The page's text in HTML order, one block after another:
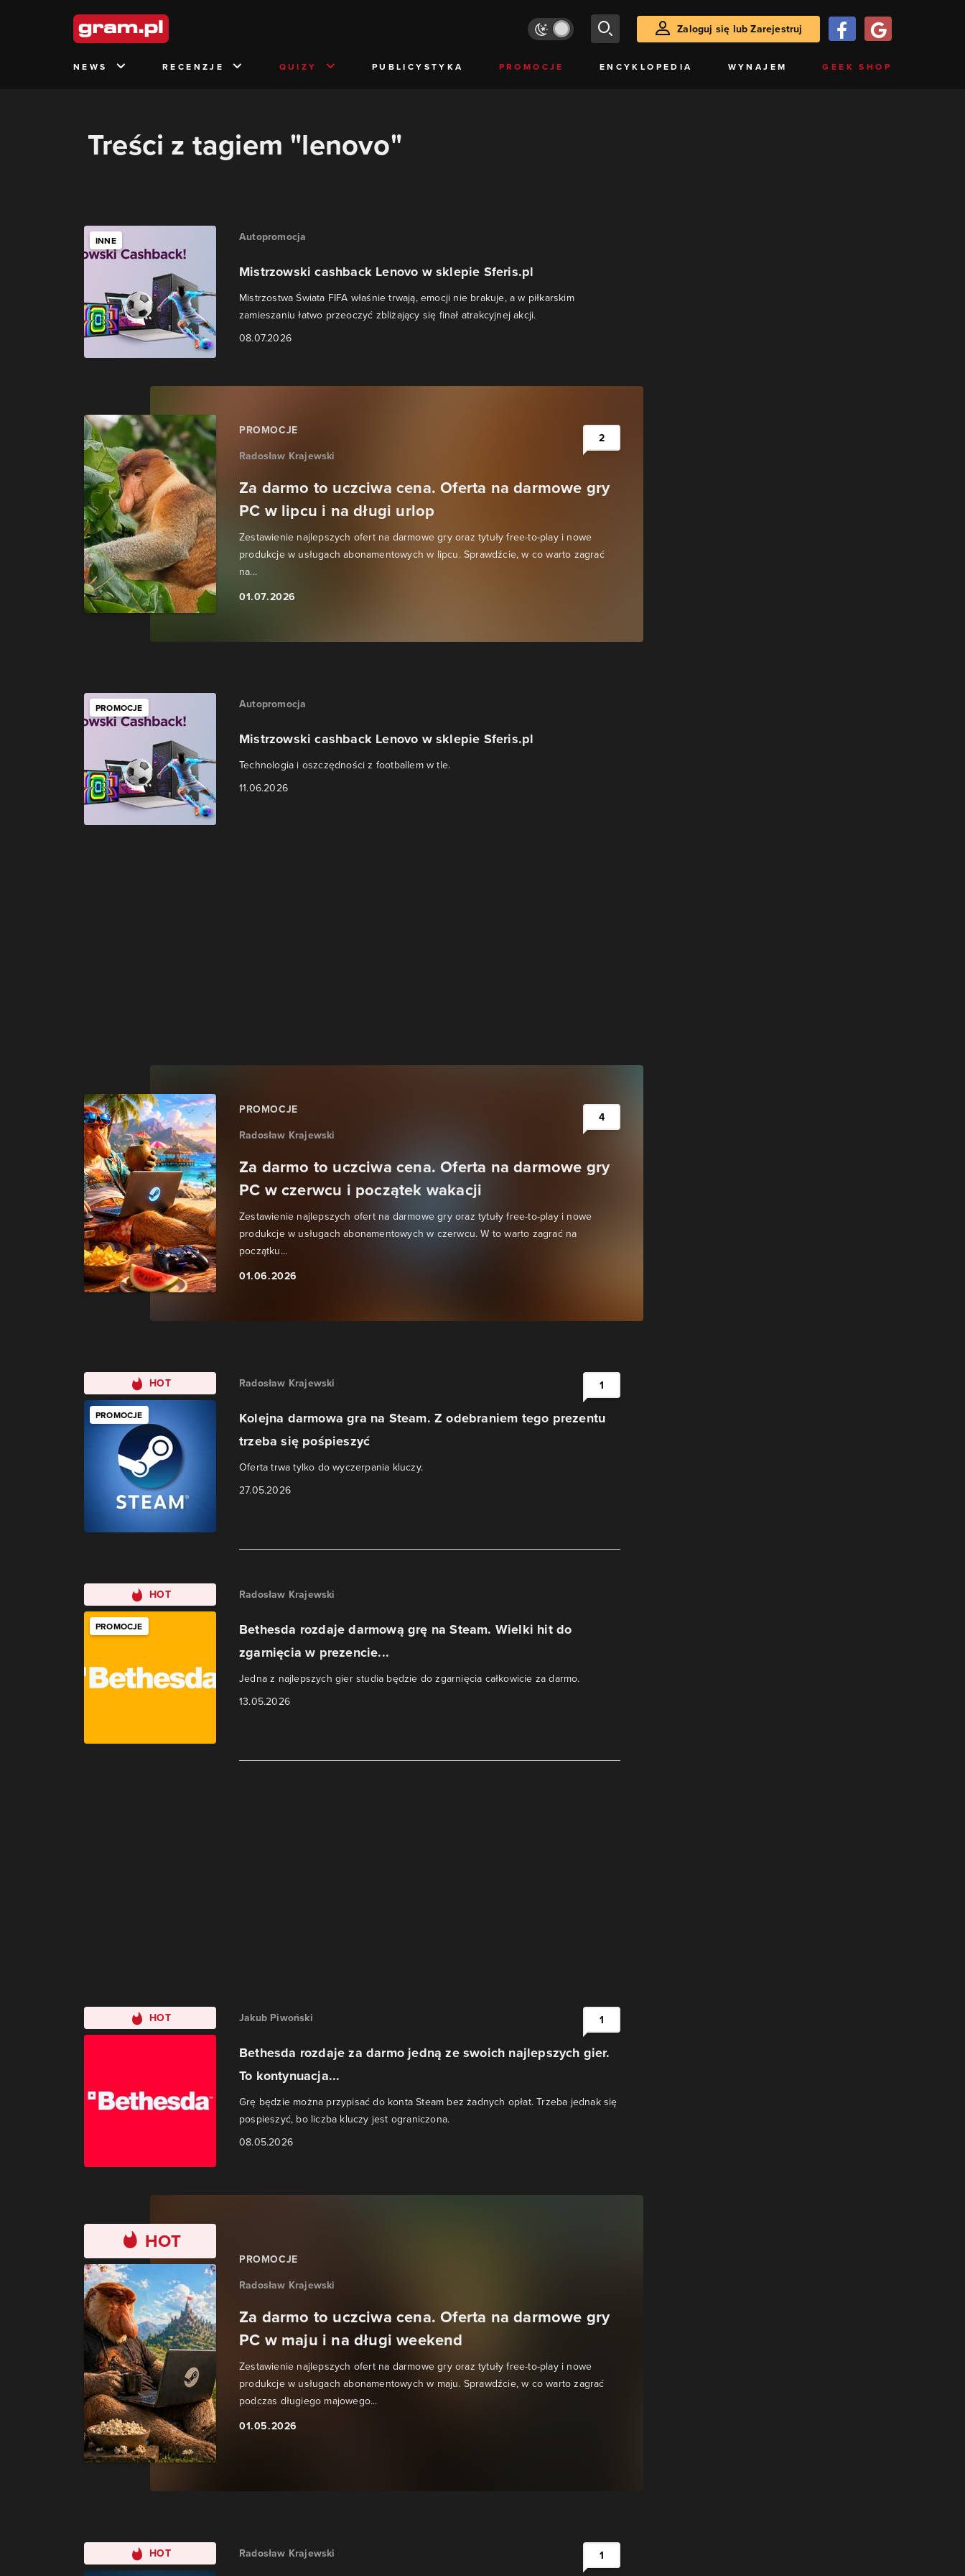
Zaloguj się lub Zarejestruj
NEWS RECENZJE QUIZY PUBLICYSTYKA PROMOCJE ENCYKLOPEDIA WYNAJEM GEEK SHOP
Treści z tagiem "lenovo"
INNE Autopromocja
Mistrzowski cashback Lenovo w sklepie Sferis.pl
Mistrzostwa Świata FIFA właśnie trwają, emocji nie brakuje, a w piłkarskim
zamieszaniu łatwo przeoczyć zbliżający się finał atrakcyjnej akcji.
08.07.2026
PROMOCJE
Radosław Krajewski
Za darmo to uczciwa cena. Oferta na darmowe gry
PC w lipcu i na długi urlop
Zestawienie najlepszych ofert na darmowe gry oraz tytuły free-to-play i nowe
produkcje w usługach abonamentowych w lipcu. Sprawdźcie, w co warto zagrać
na...
01.07.2026
2
PROMOCJE Autopromocja
Mistrzowski cashback Lenovo w sklepie Sferis.pl
Technologia i oszczędności z footballem w tle.
11.06.2026
PROMOCJE
Radosław Krajewski
Za darmo to uczciwa cena. Oferta na darmowe gry
PC w czerwcu i początek wakacji
Zestawienie najlepszych ofert na darmowe gry oraz tytuły free-to-play i nowe
produkcje w usługach abonamentowych w czerwcu. W to warto zagrać na
początku...
01.06.2026
4
HOT
PROMOCJE
Radosław Krajewski
Kolejna darmowa gra na Steam. Z odebraniem tego prezentu
trzeba się pośpieszyć
Oferta trwa tylko do wyczerpania kluczy.
27.05.2026
1
HOT
PROMOCJE
Radosław Krajewski
Bethesda rozdaje darmową grę na Steam. Wielki hit do
zgarnięcia w prezencie...
Jedna z najlepszych gier studia będzie do zgarnięcia całkowicie za darmo.
13.05.2026
HOT Jakub Piwoński
Bethesda rozdaje za darmo jedną ze swoich najlepszych gier.
To kontynuacja...
Grę będzie można przypisać do konta Steam bez żadnych opłat. Trzeba jednak się
pospieszyć, bo liczba kluczy jest ograniczona.
08.05.2026
1
HOT
PROMOCJE
Radosław Krajewski
Za darmo to uczciwa cena. Oferta na darmowe gry
PC w maju i na długi weekend
Zestawienie najlepszych ofert na darmowe gry oraz tytuły free-to-play i nowe
produkcje w usługach abonamentowych w maju. Sprawdźcie, w co warto zagrać
podczas długiego majowego...
01.05.2026
HOT Radosław Krajewski 1